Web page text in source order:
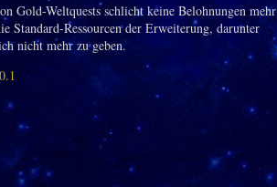
Gold-Weltquests schlicht keine Belohnungen mehr
Standard-Ressourcen der Erweiterung, darunter
nicht mehr zu geben.